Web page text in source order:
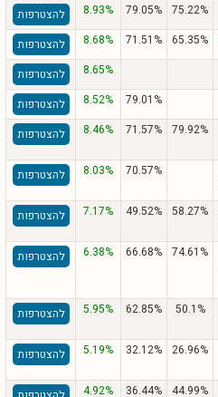
75.22%
79.05%
8.93%
להצטרפות
65.35%
71.51%
8.68%
להצטרפות
8.65%
להצטרפות
79.01%
8.52%
להצטרפות
79.92%
71.57%
8.46% להצטרפות
70.57%
8.03% להצטרפות
58.27%
49.52%
7.17% להצטרפות
74.61%
66.68%
6.38% להצטרפות
50.1%
62.85%
5.95% להצטרפות
26.96%
32.12%
5.19% להצטרפות
44.99%
36.44%
4.92%